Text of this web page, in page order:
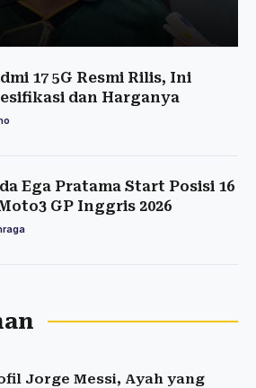
17 5G Resmi Rilis, Ini
dan Harganya
Ega Pratama Start Posisi 16
GP Inggris 2026
Jorge Messi, Ayah yang